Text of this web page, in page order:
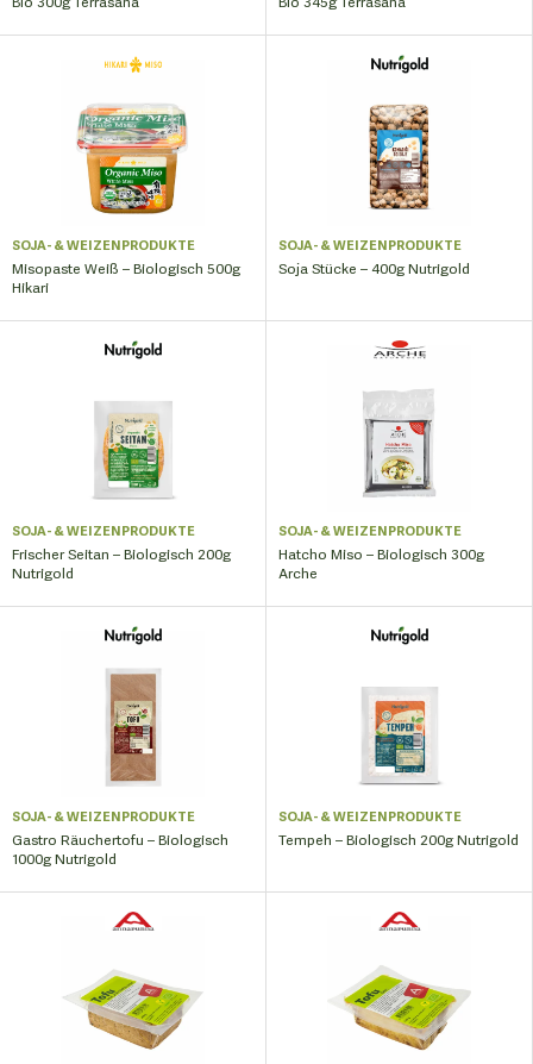
SOJA- & WEIZENPRODUKTE
Misopaste Weiß – Biologisch 500g
Hikari
SOJA- & WEIZENPRODUKTE
Soja Stücke – 400g Nutrigold
SOJA- & WEIZENPRODUKTE
Frischer Seitan – Biologisch 200g
Nutrigold
SOJA- & WEIZENPRODUKTE
Hatcho Miso – Biologisch 300g
Arche
SOJA- & WEIZENPRODUKTE
Gastro Räuchertofu – Biologisch
1000g Nutrigold
SOJA- & WEIZENPRODUKTE
Tempeh – Biologisch 200g Nutrigold